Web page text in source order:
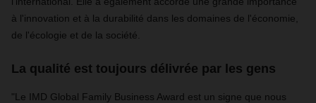
à l'innovation et à la durabilité dans les domaines de l'économie,
de l'écologie et de la société.
La qualité est toujours délivrée par les gens
"Le IMD Global Family Business Award est un signe que nous